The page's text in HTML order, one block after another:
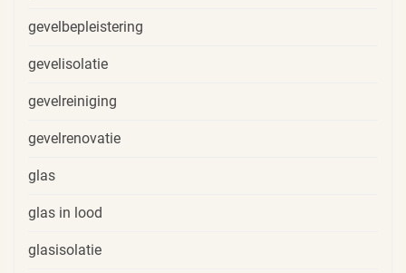
gevelbepleistering
gevelisolatie
gevelreiniging
gevelrenovatie
glas
glas in lood
glasisolatie